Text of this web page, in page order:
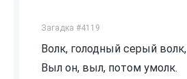
Загадка #4119
Волк, голодный серый волк,
Выл он, выл, потом умолк.